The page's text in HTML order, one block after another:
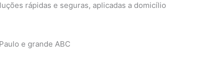
rápidas e seguras, aplicadas a domicílio
e grande ABC